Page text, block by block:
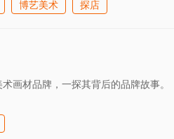
博艺美术 探店
画材品牌，一探其背后的品牌故事。